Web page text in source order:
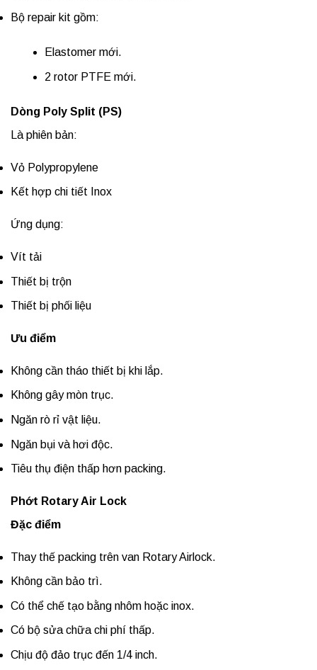
Bộ repair kit gồm:
Elastomer mới.
2 rotor PTFE mới.
Dòng Poly Split (PS)
Là phiên bản:
Vỏ Polypropylene
Kết hợp chi tiết Inox
Ứng dụng:
Vít tải
Thiết bị trộn
Thiết bị phối liệu
Ưu điểm
Không cần tháo thiết bị khi lắp.
Không gây mòn trục.
Ngăn rò rỉ vật liệu.
Ngăn bụi và hơi độc.
Tiêu thụ điện thấp hơn packing.
Phớt Rotary Air Lock
Đặc điểm
Thay thế packing trên van Rotary Airlock.
Không cần bảo trì.
Có thể chế tạo bằng nhôm hoặc inox.
Có bộ sửa chữa chi phí thấp.
Chịu độ đảo trục đến 1/4 inch.